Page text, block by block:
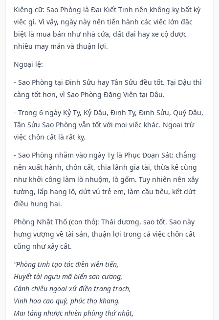
Kiêng cữ: Sao Phòng là Đại Kiết Tinh nên không kỵ bất kỳ
việc gì. Vì vậy, ngày này nên tiến hành các việc lớn đặc
biệt là mua bán như nhà cửa, đất đai hay xe cộ được
nhiều may mắn và thuận lợi.
Ngoại lệ:
- Sao Phòng tại Đinh Sửu hay Tân Sửu đều tốt. Tại Dậu thì
càng tốt hơn, vì Sao Phòng Đăng Viên tại Dậu.
- Trong 6 ngày Kỷ Tỵ, Kỷ Dậu, Đinh Tỵ, Đinh Sửu, Quý Dậu,
Tân Sửu Sao Phòng vẫn tốt với mọi việc khác. Ngoại trừ
việc chôn cất là rất kỵ.
- Sao Phòng nhằm vào ngày Tỵ là Phục Đoạn Sát: chẳng
nên xuất hành, chôn cất, chia lãnh gia tài, thừa kế cũng
như khởi công làm lò nhuộm, lò gốm. Tuy nhiên nên xây
tường, lấp hang lỗ, dứt vú trẻ em, làm cầu tiêu, kết dứt
điều hung hại.
Phòng Nhật Thố (con thỏ): Thái dương, sao tốt. Sao này
hưng vượng về tài sản, thuận lợi trong cả việc chôn cất
cũng như xây cất.
“Phòng tinh tạo tác điền viên tiến,
Huyết tài ngưu mã biến sơn cương,
Cánh chiêu ngoại xứ điền trang trạch,
Vinh hoa cao quý, phúc thọ khang.
Mai táng nhược nhiên phùng thử nhật,